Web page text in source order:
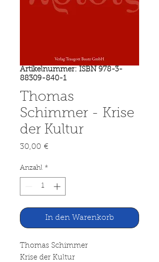
Artikelnummer: ISBN 978-3-
88309-840-1
Thomas
Schimmer - Krise
der Kultur
30,00 €Preis
Anzahl *
In den Warenkorb
Thomas Schimmer
Krise der Kultur